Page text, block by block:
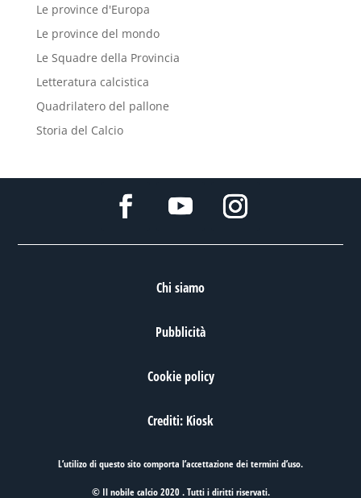
Le province d'Europa
Le province del mondo
Le Squadre della Provincia
Letteratura calcistica
Quadrilatero del pallone
Storia del Calcio
Chi siamo
Pubblicità
Cookie policy
Crediti: Kiosk
L’utilizo di questo sito comporta l’accettazione deitermini d’uso.
© Il nobile calcio 2020 . Tutti i diritti riservati.